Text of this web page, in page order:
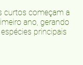
curtos começam a
ano, gerando
principais